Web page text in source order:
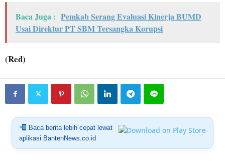
Baca Juga : Pemkab Serang Evaluasi Kinerja BUMD
Usai Direktur PT SBM Tersangka Korupsi
(Red)
Baca berita lebih cepat lewat
aplikasi BantenNews.co.id